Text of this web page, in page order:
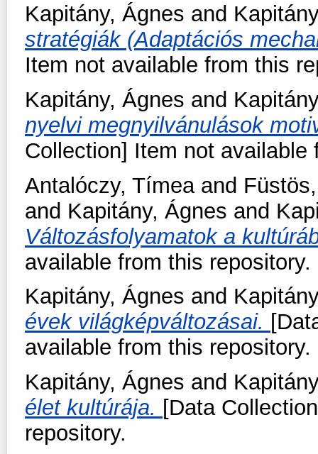
Kapitány, Ágnes and
stratégiák (Adaptációs
Item not available from this
Kapitány, Ágnes and
nyelvi megnyilvánulások
Collection] Item not available
Antalóczy, Tímeaand
and Kapitány, Ágnes and
Változásfolyamatok a
available from this repository.
Kapitány, Ágnes and
évek világképváltozásai.
available from this repository.
Kapitány, Ágnes and
élet kultúrája. [Data
repository.